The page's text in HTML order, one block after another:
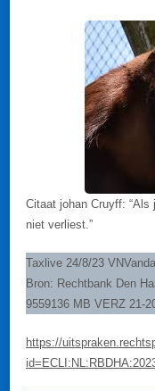
Citaat johan Cruyff:
niet verliest.”
Taxlive 24/8/23
Bron: Rechtbank Den
9559136 MB VERZ 21-
https://